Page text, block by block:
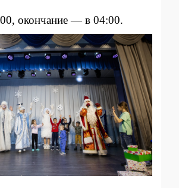
окончание — в 04:00.